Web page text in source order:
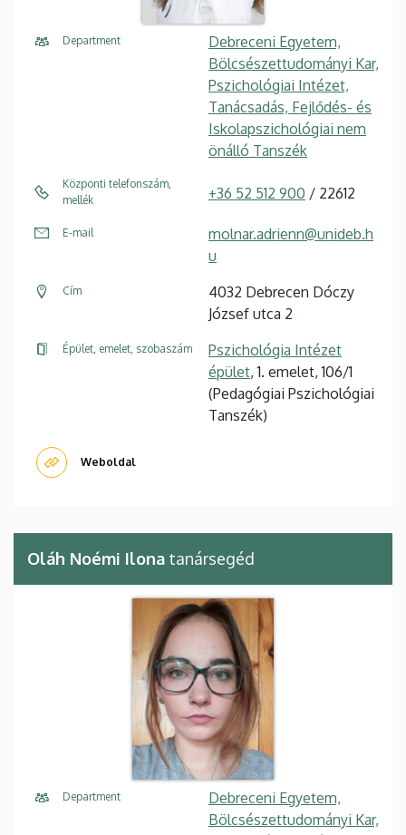
Department
Debreceni Egyetem,
Bölcsészettudományi Kar,
Pszichológiai Intézet,
Tanácsadás, Fejlődés- és
Iskolapszichológiai nem
önálló Tanszék
Központi telefonszám,
mellék
+36 52 512 900 / 22612
E-mail
molnar.adrienn@unideb.h
u
Cím
4032 Debrecen Dóczy
József utca 2
Épület, emelet, szobaszám
Pszichológia Intézet
épület, 1. emelet, 106/1
(Pedagógiai Pszichológiai
Tanszék)
Weboldal
Oláh Noémi Ilona tanársegéd
Department
Debreceni Egyetem,
Bölcsészettudományi Kar,